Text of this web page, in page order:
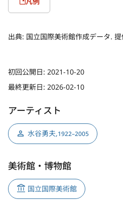
出典: 国立国際美術館作成データ.
初回公開日: 2021-10-20
最終更新日: 2026-02-10
アーティスト
水谷勇夫,1922–2005
美術館・博物館
国立国際美術館